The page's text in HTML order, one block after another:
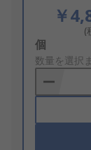
￥
(
Add
to
Basket
個
数量を選択